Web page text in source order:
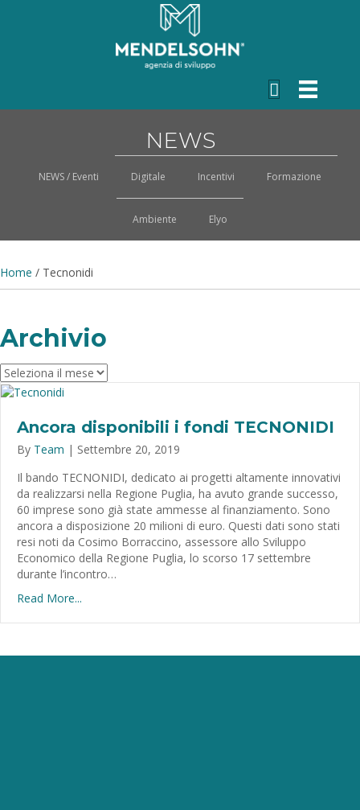
NEWS
NEWS / Eventi Digitale Incentivi Formazione
Ambiente Elyo
Home / Tecnonidi
Archivio
Archivio
Ancora disponibili i fondi TECNONIDI
By Team | Settembre 20, 2019
Il bando TECNONIDI, dedicato ai progetti altamente innovativi
da realizzarsi nella Regione Puglia, ha avuto grande successo,
60 imprese sono già state ammesse al finanziamento. Sono
ancora a disposizione 20 milioni di euro. Questi dati sono stati
resi noti da Cosimo Borraccino, assessore allo Sviluppo
Economico della Regione Puglia, lo scorso 17 settembre
durante l’incontro…
Read More...